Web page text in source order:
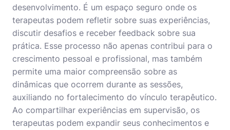
desenvolvimento. É um espaço seguro onde os
terapeutas podem refletir sobre suas experiências,
discutir desafios e receber feedback sobre sua
prática. Esse processo não apenas contribui para o
crescimento pessoal e profissional, mas também
permite uma maior compreensão sobre as
dinâmicas que ocorrem durante as sessões,
auxiliando no fortalecimento do vínculo terapêutico.
Ao compartilhar experiências em supervisão, os
terapeutas podem expandir seus conhecimentos e